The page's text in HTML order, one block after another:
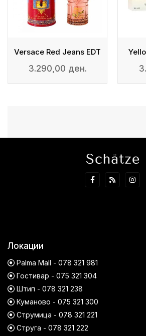
Versace Red Jeans EDT
3.290,00 ден.
Локации
Palma Mall - 078 321 981
Гостивар - 075 321 304
Штип - 078 321 238
Куманово - 075 321 300
Струмица - 078 321 221
Струга - 078 321 222